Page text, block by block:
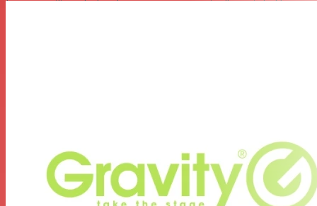
bas au milieu de la plaque support puis d'ouvrir le X-
La couleur noire
Max. profondeur d'appui : 480 mm
Hauteur maximale : 43 mm
Largeur : 1000 mm